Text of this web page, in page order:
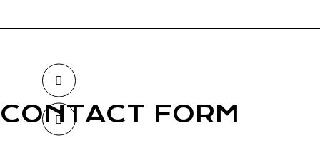
CONTACT FORM